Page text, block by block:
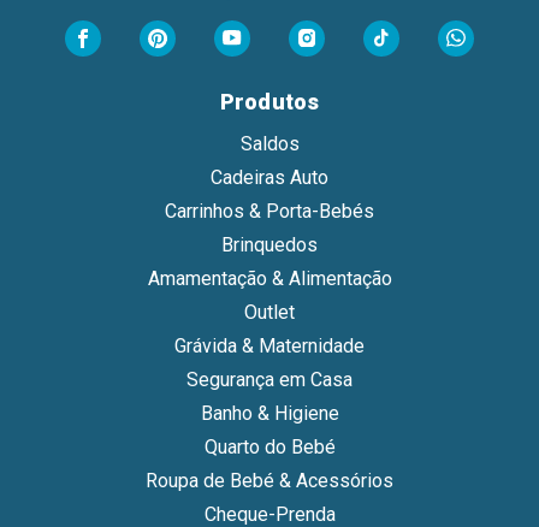
Produtos
Saldos
Cadeiras Auto
Carrinhos & Porta-Bebés
Brinquedos
Amamentação & Alimentação
Outlet
Grávida & Maternidade
Segurança em Casa
Banho & Higiene
Quarto do Bebé
Roupa de Bebé & Acessórios
Cheque-Prenda